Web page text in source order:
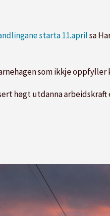
starta 11.aprilsa
som ikkje
høgt utdanna